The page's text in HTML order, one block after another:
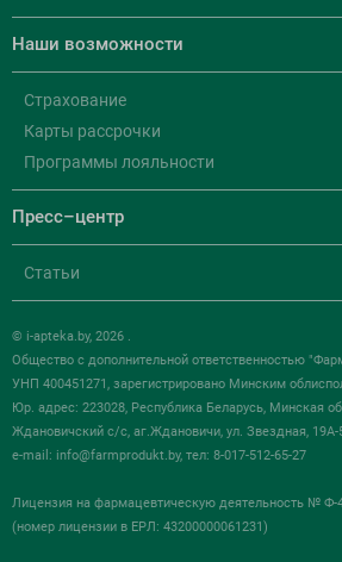
Наши возможности
Страхование
Карты рассрочки
Программы лояльности
Пресс–центр
Статьи
© i-apteka.by, 2026 .
Общество с дополнительной ответственностью
УНП 400451271, зарегистрировано Минским
Юр. адрес: 223028, Республика Беларусь, Минская
Ждановичский с/с, аг.Ждановичи, ул. Звездная, 19А-
e-mail: info@farmprodukt.by, тел: 8-017-512-65-27
Лицензия на фармацевтическую деятельность № Ф-
(номер лицензии в ЕРЛ: 43200000061231)